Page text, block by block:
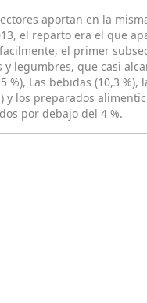
aportan en la
el reparto era el que
el primer
legumbres, que casi
%), Las bebidas (10,3 %),
y los preparados
por debajo del 4 %.